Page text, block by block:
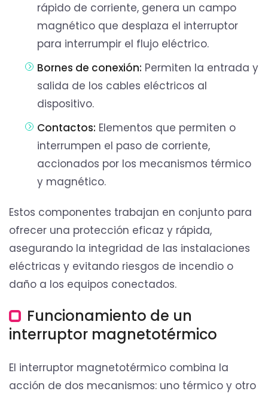
rápido de corriente, genera un campo
magnético que desplaza el interruptor
para interrumpir el flujo eléctrico.
Bornes de conexión: Permiten la entrada y
salida de los cables eléctricos al
dispositivo.
Contactos: Elementos que permiten o
interrumpen el paso de corriente,
accionados por los mecanismos térmico
y magnético.
Estos componentes trabajan en conjunto para
ofrecer una protección eficaz y rápida,
asegurando la integridad de las instalaciones
eléctricas y evitando riesgos de incendio o
daño a los equipos conectados.
Funcionamiento de un
interruptor magnetotérmico
El interruptor magnetotérmico combina la
acción de dos mecanismos: uno térmico y otro